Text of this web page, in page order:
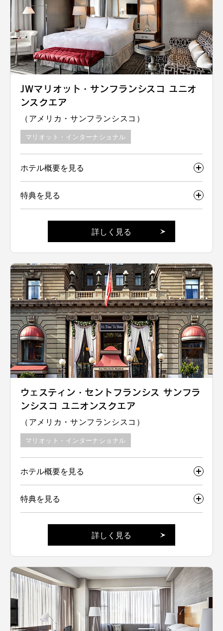
JWマリオット・サンフランシスコ ユニオ
ンスクエア
（アメリカ・サンフランシスコ）
マリオット・インターナショナル
ホテル概要を見る
特典を見る
詳しく見る
ウェスティン・セントフランシス サンフラ
ンシスコ ユニオンスクエア
（アメリカ・サンフランシスコ）
マリオット・インターナショナル
ホテル概要を見る
特典を見る
詳しく見る